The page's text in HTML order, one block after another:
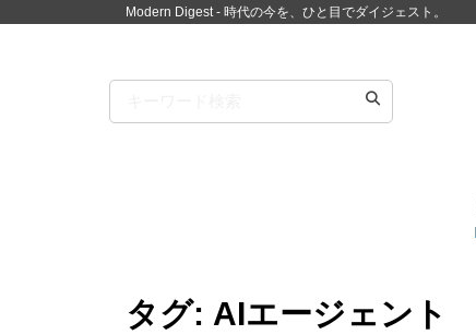
Modern Digest - 時代の今を、ひと目でダイジェスト。
タグ: AIエージェント